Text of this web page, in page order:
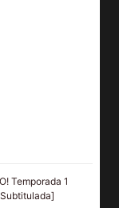
Temporada 1